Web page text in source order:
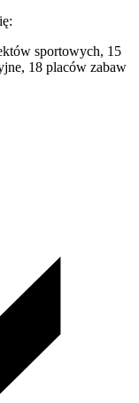
sportowych, 15
18 placów zabaw